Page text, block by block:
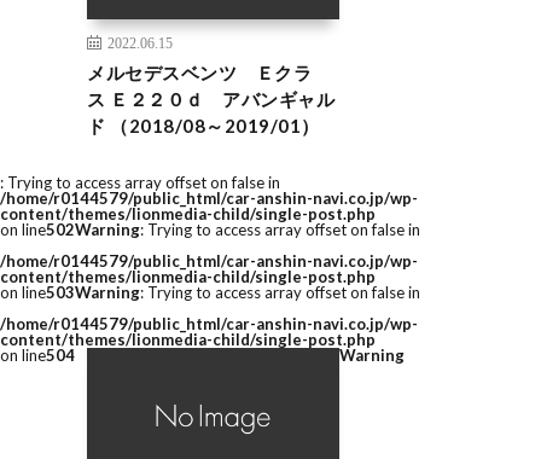
2022.06.15
メルセデスベンツ Ｅクラ
ス Ｅ２２０ｄ アバンギャル
ド （2018/08～2019/01）
: Trying to access array offset on false in
/home/r0144579/public_html/car-anshin-navi.co.jp/wp-
content/themes/lionmedia-child/single-post.php
on line502Warning: Trying to access array offset on false in
/home/r0144579/public_html/car-anshin-navi.co.jp/wp-
content/themes/lionmedia-child/single-post.php
on line503Warning: Trying to access array offset on false in
/home/r0144579/public_html/car-anshin-navi.co.jp/wp-
content/themes/lionmedia-child/single-post.php
on line504 Warning